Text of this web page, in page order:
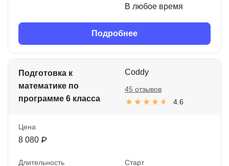
В любое время
Подробнее
Подготовка к
математике по
программе 6 класса
Coddy
4.6
45 отзывов
Цена
8 080 ₽
Длительность Старт